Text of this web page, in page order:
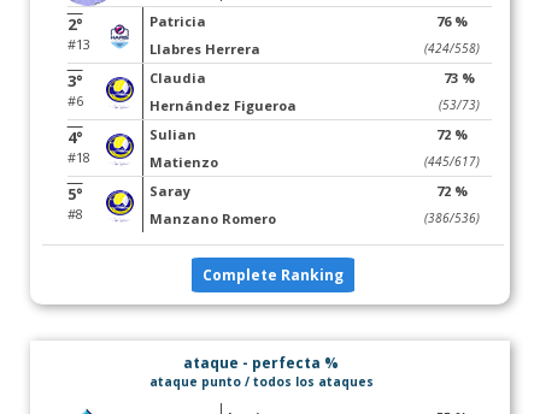
2°
#13
Patricia
Llabres Herrera
76 %
(424/558)
3°
#6
Claudia
Hernández Figueroa
73 %
(53/73)
4°
#18
Sulian
Matienzo
72 %
(445/617)
5°
#8
Saray
Manzano Romero
72 %
(386/536)
Complete Ranking
ataque - perfecta %
ataque punto / todos los ataques